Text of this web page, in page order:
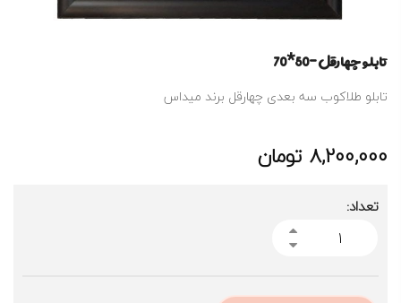
تابلو چهارقل -50*70
تابلو طلاکوب سه بعدی چهارقل برند میداس
8,200,000 تومان
تعداد: